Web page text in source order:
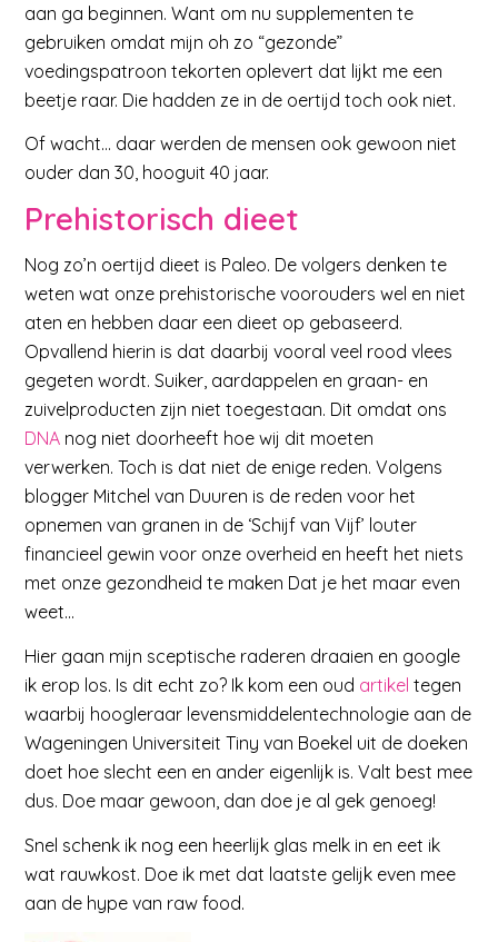
aan ga beginnen. Want om nu supplementen te
gebruiken omdat mijn oh zo “gezonde”
voedingspatroon tekorten oplevert dat lijkt me een
beetje raar. Die hadden ze in de oertijd toch ook niet.
Of wacht… daar werden de mensen ook gewoon niet
ouder dan 30, hooguit 40 jaar.
Prehistorisch dieet
Nog zo’n oertijd dieet is Paleo. De volgers denken te
weten wat onze prehistorische voorouders wel en niet
aten en hebben daar een dieet op gebaseerd.
Opvallend hierin is dat daarbij vooral veel rood vlees
gegeten wordt. Suiker, aardappelen en graan- en
zuivelproducten zijn niet toegestaan. Dit omdat ons
DNA nog niet doorheeft hoe wij dit moeten
verwerken. Toch is dat niet de enige reden. Volgens
blogger Mitchel van Duuren is de reden voor het
opnemen van granen in de ‘Schijf van Vijf’ louter
financieel gewin voor onze overheid en heeft het niets
met onze gezondheid te maken Dat je het maar even
weet…
Hier gaan mijn sceptische raderen draaien en google
ik erop los. Is dit echt zo? Ik kom een oud artikel tegen
waarbij hoogleraar levensmiddelentechnologie aan de
Wageningen Universiteit Tiny van Boekel uit de doeken
doet hoe slecht een en ander eigenlijk is. Valt best mee
dus. Doe maar gewoon, dan doe je al gek genoeg!
Snel schenk ik nog een heerlijk glas melk in en eet ik
wat rauwkost. Doe ik met dat laatste gelijk even mee
aan de hype van raw food.